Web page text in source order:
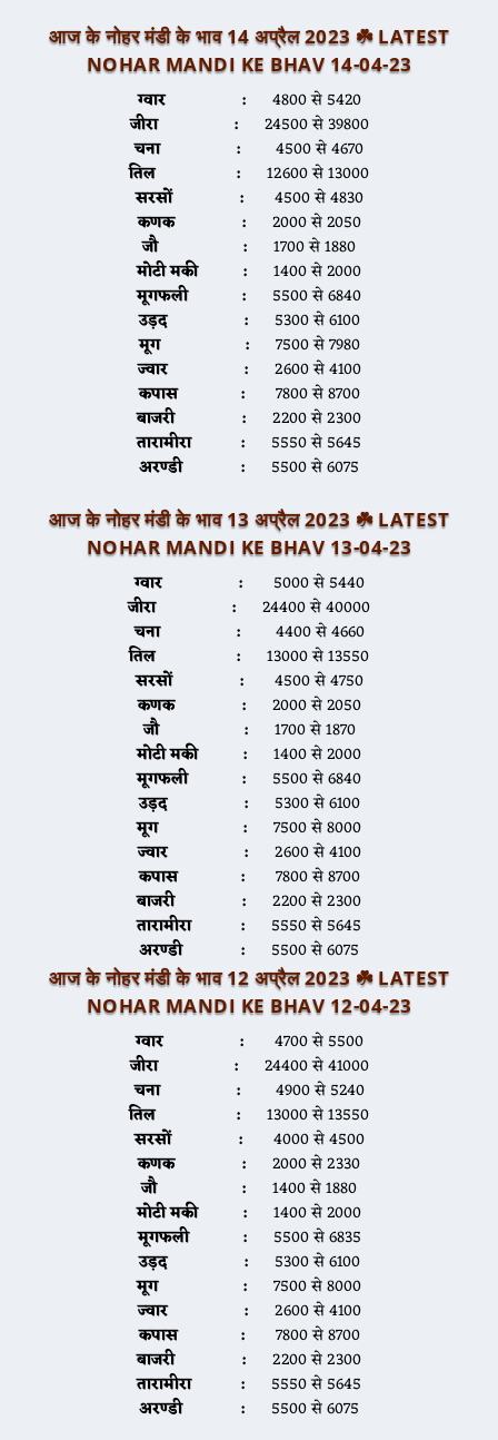
आज के नोहर मंडी के भाव 14 अप्रैल 2023 ☘️ LATEST
NOHAR MANDI KE BHAV 14-04-23
ग्वार :
4800 से 5420
जीरा :
24500 से 39800
चना : 4500 से 4670
तिल :
12600 से 13000
सरसों :
4500 से 4830
कणक :
2000 से 2050
जौ :
1700 से 1880
मोटी मकी :
1400 से 2000
मूगफली :
5500 से 6840
उड़द :
5300 से 6100
मूग :
7500 से 7980
ज्वार :
2600 से 4100
कपास :
7800 से 8700
बाजरी :
2200 से 2300
तारामीरा :
5550 से 5645
अरण्डी : 5500 से 6075
आज के नोहर मंडी के भाव 13 अप्रैल 2023 ☘️ LATEST
NOHAR MANDI KE BHAV 13-04-23
ग्वार :
5000 से 5440
जीरा :
24400 से 40000
चना : 4400 से 4660
तिल :
13000 से 13550
सरसों :
4500 से 4750
कणक :
2000 से 2050
जौ :
1700 से 1870
मोटी मकी :
1400 से 2000
मूगफली :
5500 से 6840
उड़द :
5300 से 6100
मूग :
7500 से 8000
ज्वार :
2600 से 4100
कपास :
7800 से 8700
बाजरी :
2200 से 2300
तारामीरा :
5550 से 5645
अरण्डी : 5500 से 6075
आज के नोहर मंडी के भाव 12 अप्रैल 2023 ☘️ LATEST
NOHAR MANDI KE BHAV 12-04-23
ग्वार :
4700 से 5500
जीरा :
24400 से 41000
चना : 4900 से 5240
तिल :
13000 से 13550
सरसों :
4000 से 4500
कणक :
2000 से 2330
जौ :
1400 से 1880
मोटी मकी :
1400 से 2000
मूगफली :
5500 से 6835
उड़द :
5300 से 6100
मूग :
7500 से 8000
ज्वार :
2600 से 4100
कपास :
7800 से 8700
बाजरी :
2200 से 2300
तारामीरा :
5550 से 5645
अरण्डी : 5500 से 6075